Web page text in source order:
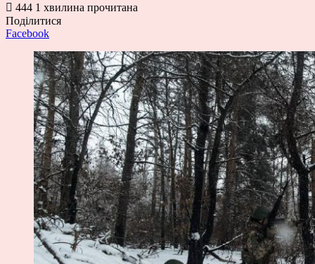
444 1 хвилина прочитана
Поділитися
Facebook